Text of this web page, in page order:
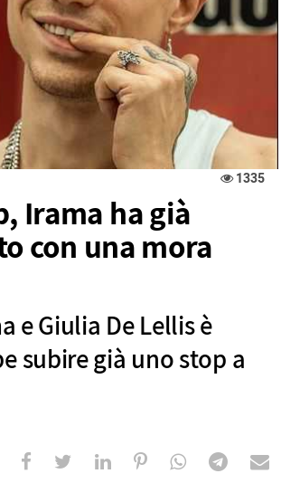
1335
Irama ha già
con una mora
e Giulia De Lellis è
subire già uno stop a